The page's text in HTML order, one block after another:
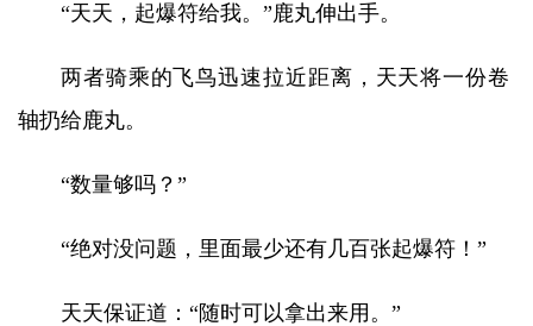
“天天，起爆符给我。”鹿丸伸出手。
两者骑乘的飞鸟迅速拉近距离，天天将一份卷
轴扔给鹿丸。
“数量够吗？”
“绝对没问题，里面最少还有几百张起爆符！”
天天保证道：“随时可以拿出来用。”